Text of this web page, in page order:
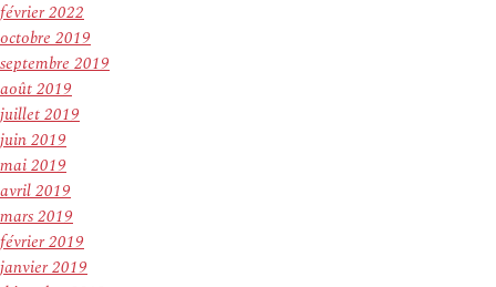
février 2022
octobre 2019
septembre 2019
août 2019
juillet 2019
juin 2019
mai 2019
avril 2019
mars 2019
février 2019
janvier 2019